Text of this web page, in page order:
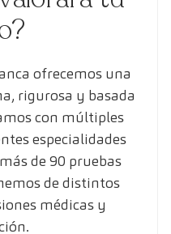
ofrecemos una
rigurosa y basada
con múltiples
especialidades
de 90 pruebas
de distintos
médicas y